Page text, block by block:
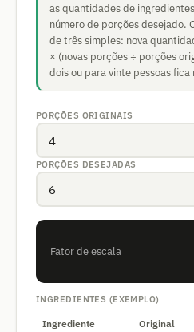
as quantidades de
número de porções desejado.
de três simples: nova
× (novas porções ÷ porções
dois ou para vinte pessoas
PORÇÕES ORIGINAIS
PORÇÕES DESEJADAS
Fator de escala
INGREDIENTES (EXEMPLO)
Ingrediente Original